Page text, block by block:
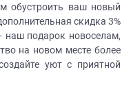
обустроить ваш новый
скидка 3%
подарок новоселам,
на новом месте более
уют с приятной
в
Политики
данных.